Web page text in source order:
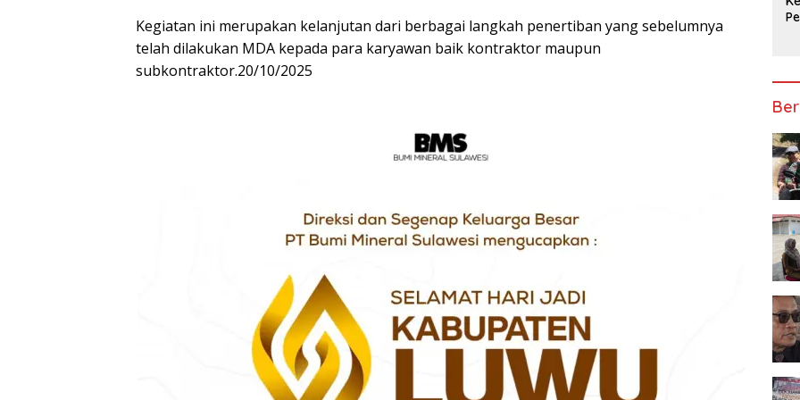
‎Kegiatan ini merupakan kelanjutan dari berbagai langkah ‎penertiban yang sebelumnya
telah dilakukan MDA kepada para karyawan baik ‎kontraktor maupun
subkontraktor.20/10/2025